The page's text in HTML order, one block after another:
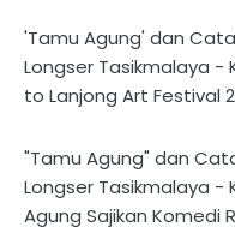
'Tamu Agung' dan
Longser Tasikmalaya -
to Lanjong Art Festival
"Tamu Agung" dan
Longser Tasikmalaya -
Agung Sajikan Komedi